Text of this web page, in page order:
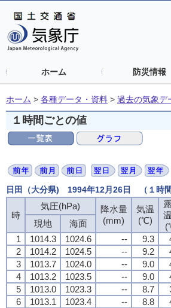
ホーム 防災情報
ホーム > 各種データ・資料 > 過去の気象デ
１時間ごとの値
日田（大分県) 1994年12月26日 （１時間
時
気圧(hPa)
降水量
(mm)
気温
(℃)
現地
海面
1
1014.3 1024.6 -- 9.3
2
1014.2 1024.5 -- 9.2
3
1013.7 1024.0 -- 9.0
4
1013.2 1023.5 -- 9.0
5
1013.0 1023.3 -- 8.7
6
1013.1 1023.4 -- 8.8